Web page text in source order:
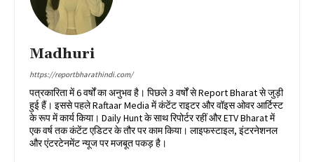
Madhuri
https://reportbharathindi.com/
पत्रकारिता में 6 वर्षों का अनुभव है। पिछले 3 वर्षों से Report Bharat से जुड़ी
हुई हैं। इससे पहले Raftaar Media में कंटेंट राइटर और वॉइस ओवर आर्टिस्ट
के रूप में कार्य किया। Daily Hunt के साथ रिपोर्टर रहीं और ETV Bharat में
एक वर्ष तक कंटेंट एडिटर के तौर पर काम किया। लाइफस्टाइल, इंटरनेशनल
और एंटरटेनमेंट न्यूज पर मजबूत पकड़ है।